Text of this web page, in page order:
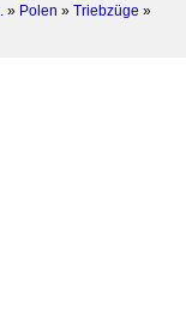
» Polen » Triebzüge »